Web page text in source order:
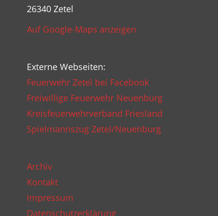
26340 Zetel
Auf Google-Maps anzeigen
Externe Webseiten:
Feuerwehr Zetel bei Facebook
Freiwillige Feuerwehr Neuenburg
Kreisfeuerwehrverband Friesland
Spielmannszug Zetel/Neuenburg
Archiv
Kontakt
Impressum
Datenschutzerklärung